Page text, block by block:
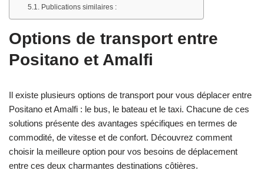
Publications similaires :
Options de transport entre
Positano et Amalfi
Il existe plusieurs options de transport pour vous déplacer entre
Positano et Amalfi : le bus, le bateau et le taxi. Chacune de ces
solutions présente des avantages spécifiques en termes de
commodité, de vitesse et de confort. Découvrez comment
choisir la meilleure option pour vos besoins de déplacement
entre ces deux charmantes destinations côtières.